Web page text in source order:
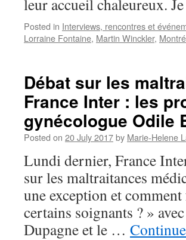
leur accueil chaleureux.
Posted in Interviews, rencontres et
Lorraine Fontaine, Martin Winckler,
Débat sur les
France Inter : les
gynécologue Odile
Posted on 20 July 2017by Marie-Helene
Lundi dernier, France
sur les maltraitances
une exception et
certains soignants ? »
Dupagne et le …